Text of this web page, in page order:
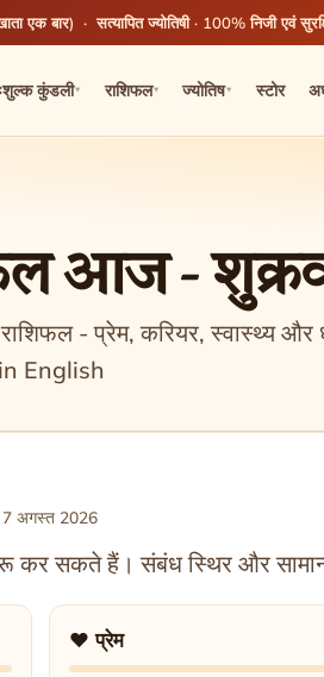
एक बार) · सत्यापित ज्योतिषी · 100% निजी एवं
कुंडली▾ राशिफल▾ ज्योतिष▾ स्टोर
आज -
- प्रेम, करियर, स्वास्थ्य
English
अगस्त 2026
सकते हैं। संबंध स्थिर और
❤️ प्रेम